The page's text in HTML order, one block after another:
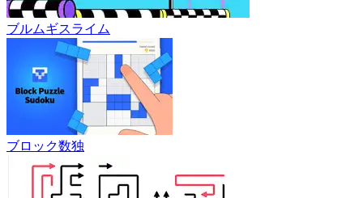
ブルムギスライム
ブロック数独